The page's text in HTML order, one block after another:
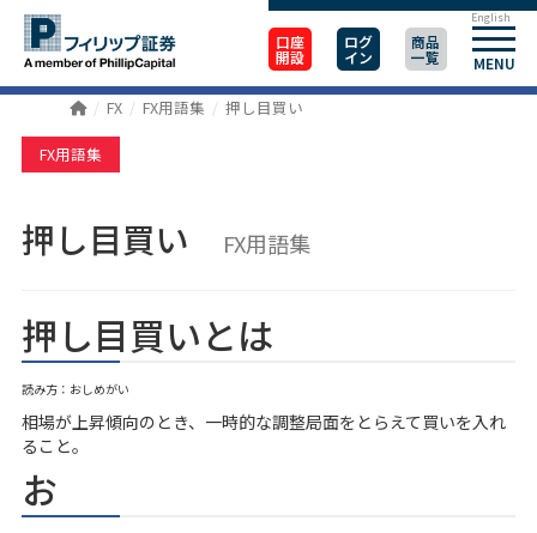
口座
開設
ログ
イン
商品
一覧 MENU
English
FX FX用語集 押し目買い
FX用語集
押し目買い FX用語集
押し目買いとは
読み方：おしめがい
相場が上昇傾向のとき、一時的な調整局面をとらえて買いを入れ
ること。
お